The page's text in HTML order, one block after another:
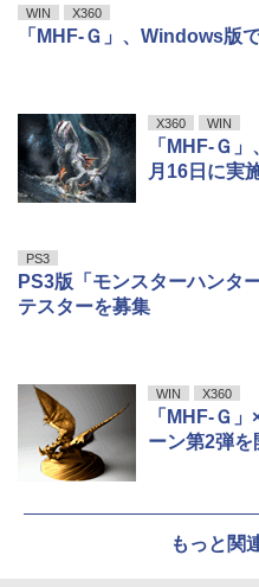
WIN X360
「MHF-Ｇ」、Windows版
X360 WIN
「MHF-Ｇ
月16日に実
PS3
PS3版「モンスターハンタ
テスターを募集
WIN X360
「MHF-Ｇ
ーン第2弾を
もっと関